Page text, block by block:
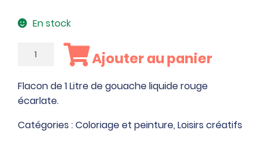
En stock
quantité
Flacon
de
1
Litre
Ajouter au panier
Flacon de 1 Litre de gouache liquide rouge
écarlate.
Catégories :Coloriage et peinture, Loisirs créatifs